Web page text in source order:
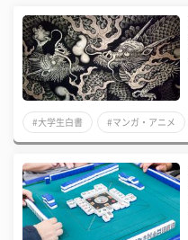
#大学生白書 #マンガ・アニメ